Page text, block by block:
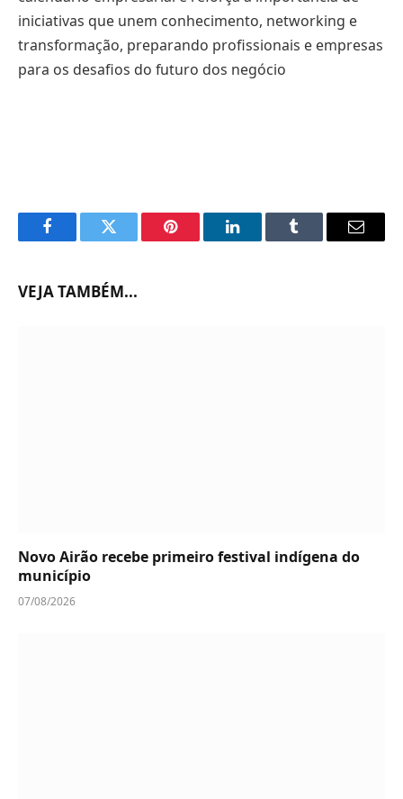
iniciativas que unem conhecimento, networking e
transformação, preparando profissionais e empresas
para os desafios do futuro dos negócio
FacebookTwitter Pinterest LinkedInTumblr Email
VEJA TAMBÉM...
Novo Airão recebe primeiro festival indígena do
município
07/08/2026